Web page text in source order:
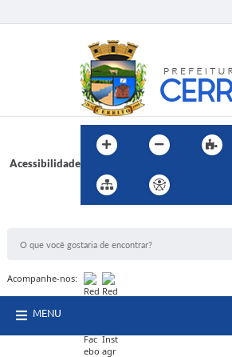
Acessibilidade
Acompanhe-nos:
MENU